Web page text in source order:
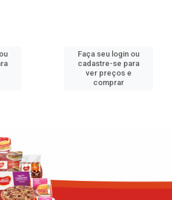
Faça seu login ou
cadastre-se para
ver preços e
comprar